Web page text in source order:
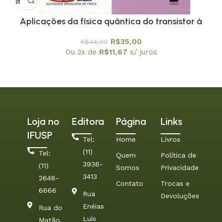
Aplicações da física quântica do transistor à
/ SBF
R$44,00 R$35,00
Ou 3x de R$11,67 s/ juros
Loja no
IFUSP
Tel:
(11)
2648-
6666
Rua do
Matão.
Editora
Tel:
(11)
3936-
3413
Rua
Enéias
Luís
Página
Home
Quem
Somos
Contato
Links
Livros
Política de
Privacidade
Trocas e
Devoluções